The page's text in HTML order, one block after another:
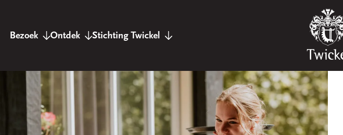
Bezoek
Landgoed Twickel
Kasteel Twickel
De kasteeltuinen
Bezoekerscentrum
Ontdek
Twickel verhalen
Twickel in kaart
Twickel Producten
Houtzagerij
Stichting Twickel
Twickel nieuws
De stichting
Overige bezittingen
Vrienden van Twickel